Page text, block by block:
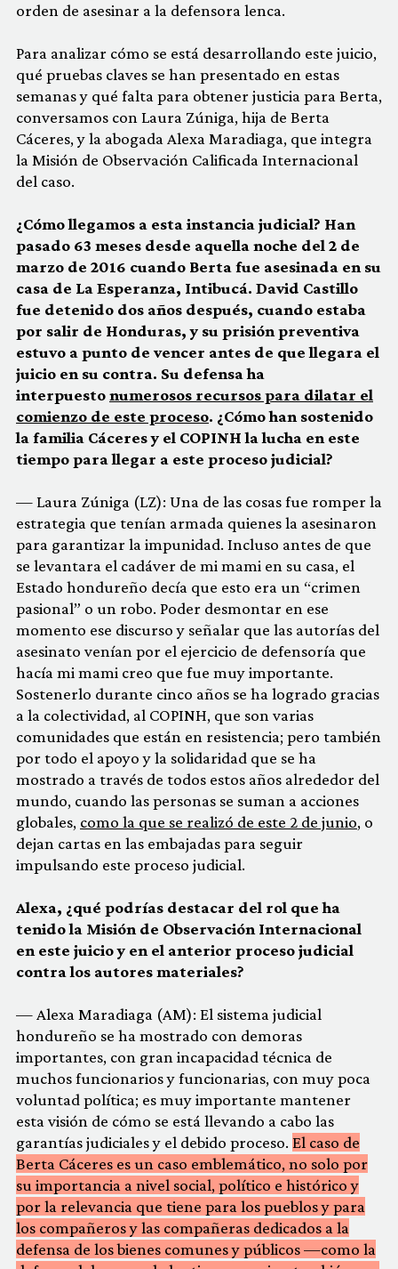
orden de asesinar a la defensora lenca.
Para analizar cómo se está desarrollando este juicio,
qué pruebas claves se han presentado en estas
semanas y qué falta para obtener justicia para Berta,
conversamos con Laura Zúniga, hija de Berta
Cáceres, y la abogada Alexa Maradiaga, que integra
la Misión de Observación Calificada Internacional
del caso.
¿Cómo llegamos a esta instancia judicial? Han
pasado 63 meses desde aquella noche del 2 de
marzo de 2016 cuando Berta fue asesinada en su
casa de La Esperanza, Intibucá. David Castillo
fue detenido dos años después, cuando estaba
por salir de Honduras, y su prisión preventiva
estuvo a punto de vencer antes de que llegara el
juicio en su contra. Su defensa ha
interpuestonumerosos recursos para dilatar el
comienzo de este proceso. ¿Cómo han sostenido
la familia Cáceres y el COPINH la lucha en este
tiempo para llegar a este proceso judicial?
— Laura Zúniga (LZ): Una de las cosas fue romper la
estrategia que tenían armada quienes la asesinaron
para garantizar la impunidad. Incluso antes de que
se levantara el cadáver de mi mami en su casa, el
Estado hondureño decía que esto era un “crimen
pasional” o un robo. Poder desmontar en ese
momento ese discurso y señalar que las autorías del
asesinato venían por el ejercicio de defensoría que
hacía mi mami creo que fue muy importante.
Sostenerlo durante cinco años se ha logrado gracias
a la colectividad, al COPINH, que son varias
comunidades que están en resistencia; pero también
por todo el apoyo y la solidaridad que se ha
mostrado a través de todos estos años alrededor del
mundo, cuando las personas se suman a acciones
globales, como la que se realizó de este 2 de junio, o
dejan cartas en las embajadas para seguir
impulsando este proceso judicial.
Alexa, ¿qué podrías destacar del rol que ha
tenido la Misión de Observación Internacional
en este juicio y en el anterior proceso judicial
contra los autores materiales?
— Alexa Maradiaga (AM): El sistema judicial
hondureño se ha mostrado con demoras
importantes, con gran incapacidad técnica de
muchos funcionarios y funcionarias, con muy poca
voluntad política; es muy importante mantener
esta visión de cómo se está llevando a cabo las
garantías judiciales y el debido proceso. El caso de
Berta Cáceres es un caso emblemático, no solo por
su importancia a nivel social, político e histórico y
por la relevancia que tiene para los pueblos y para
los compañeros y las compañeras dedicados a la
defensa de los bienes comunes y públicos —como la